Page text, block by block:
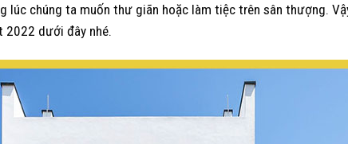
lúc chúng ta muốn thư giãn hoặc làm tiệc trên sân thượng.
2022 dưới đây nhé.